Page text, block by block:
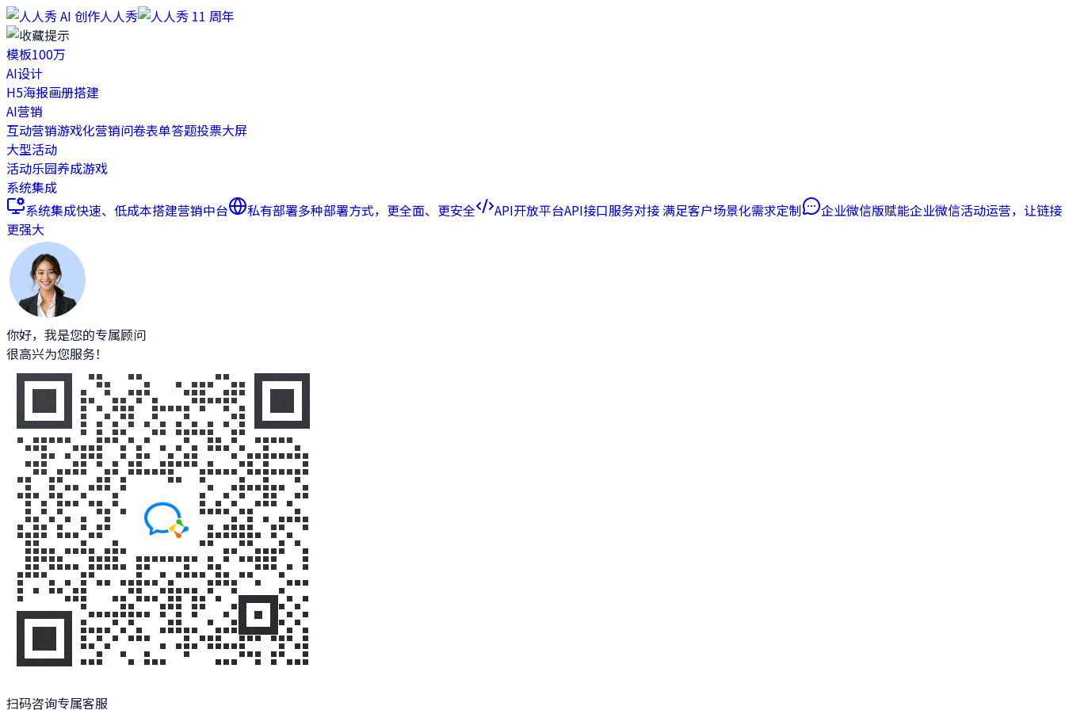
人人秀
模板100万
AI设计
H5海报画册搭建
AI营销
互动营销游戏化营销问卷表单答题投票大屏
大型活动
活动乐园养成游戏
系统集成
系统集成快速、低成本搭建营销中台 私有部署多种部署方式，更全面、更安全 API开放平台API接口服务对接 满足客户场景化需求定制 企业微信版赋能企业微信活动运营，让链接
更强大
你好，我是您的专属顾问
很高兴为您服务！
扫码咨询专属客服